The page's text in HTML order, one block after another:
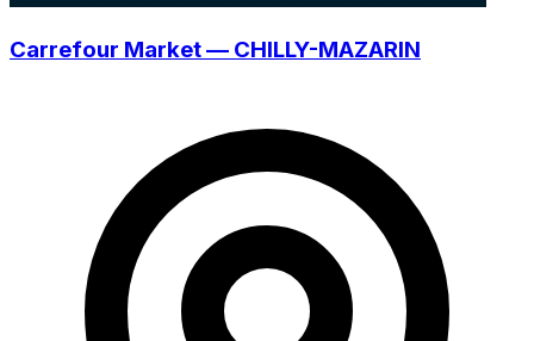
Carrefour Market — CHILLY-MAZARIN